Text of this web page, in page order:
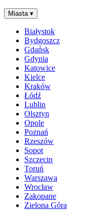
Miasta ▾
Białystok
Bydgoszcz
Gdańsk
Gdynia
Katowice
Kielce
Kraków
Łódź
Lublin
Olsztyn
Opole
Poznań
Rzeszów
Sopot
Szczecin
Toruń
Warszawa
Wrocław
Zakopane
Zielona Góra